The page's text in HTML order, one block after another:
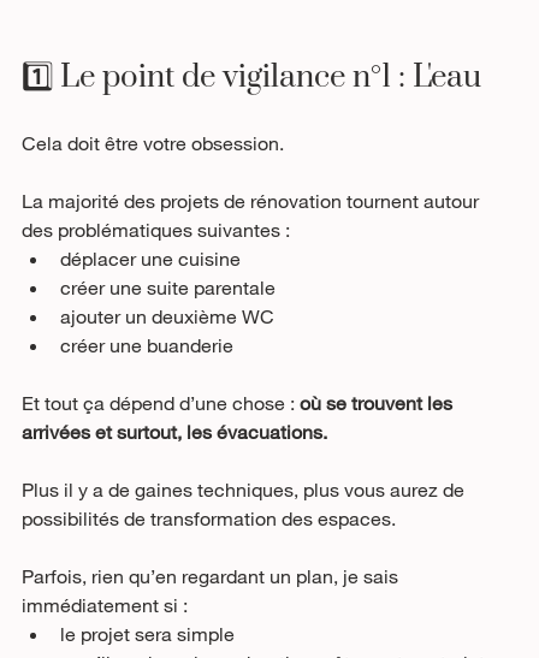
1️⃣ Le point de vigilance n°1 : L'eau
Cela doit être votre obsession.
La majorité des projets de rénovation tournent autour
des problématiques suivantes :
déplacer une cuisine
créer une suite parentale
ajouter un deuxième WC
créer une buanderie
Et tout ça dépend d’une chose : où se trouvent les
arrivées et surtout, les évacuations.
Plus il y a de gaines techniques, plus vous aurez de
possibilités de transformation des espaces.
Parfois, rien qu’en regardant un plan, je sais
immédiatement si :
le projet sera simple